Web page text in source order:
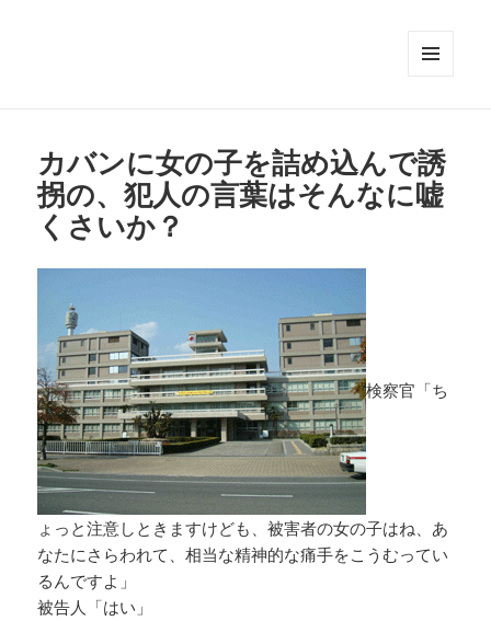
ット
カバンに女の子を詰め込んで誘
拐の、犯人の言葉はそんなに嘘
くさいか？
検察官「ち
ょっと注意しときますけども、被害者の女の子はね、あ
なたにさらわれて、相当な精神的な痛手をこうむってい
るんですよ」
被告人「はい」